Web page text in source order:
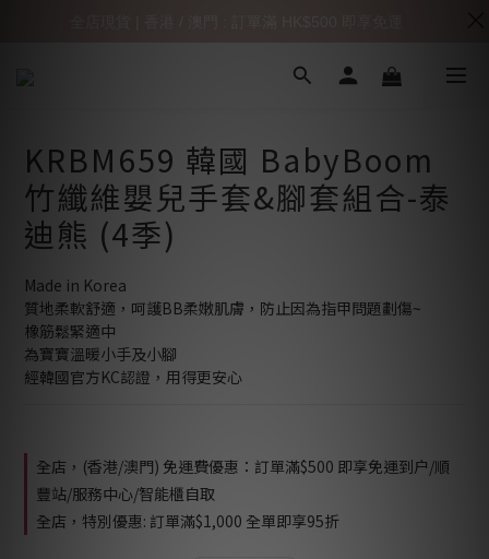
KRBM659 韓國 BabyBoom
竹纖維嬰兒手套&腳套組合-泰
迪熊 (4季)
Made in Korea
質地柔軟舒適，呵護BB柔嫩肌膚，防止因為指甲問題劃傷~
橡筋鬆緊適中
為寶寶溫暖小手及小腳
經韓國官方KC認證，用得更安心
全店，(香港/澳門) 免運費優惠：訂單滿$500 即享免運到户/順
豐站/服務中心/智能櫃自取
全店，特別優惠: 訂單滿$1,000 全單即享95折